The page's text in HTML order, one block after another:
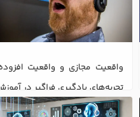
آنلاین